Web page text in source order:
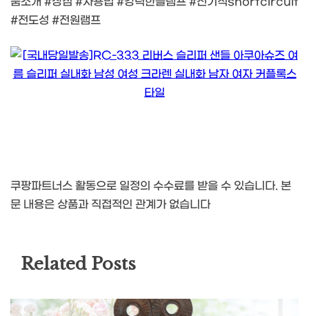
#전도성 #전원램프
쿠팡파트너스 활동으로 일정의 수수료를 받을 수 있습니다. 본
문 내용은 상품과 직접적인 관계가 없습니다
Related Posts